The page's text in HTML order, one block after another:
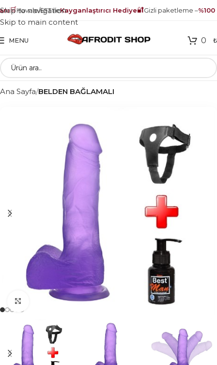
🛒Havale/EFT ileKayganlaştırıcı Hediye🔐Gizli paketleme –%100
Skip to navigation
Skip to main content
MENU 0 ₺
Ana Sayfa BELDEN BAĞLAMALI
Click to enlarge